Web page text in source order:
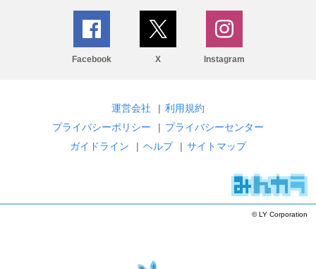
Facebook X Instagram
運営会社 | 利用規約
プライバシーポリシー
| プライバシーセンター
ガイドライン
| ヘルプ | サイトマップ
© LY Corporation